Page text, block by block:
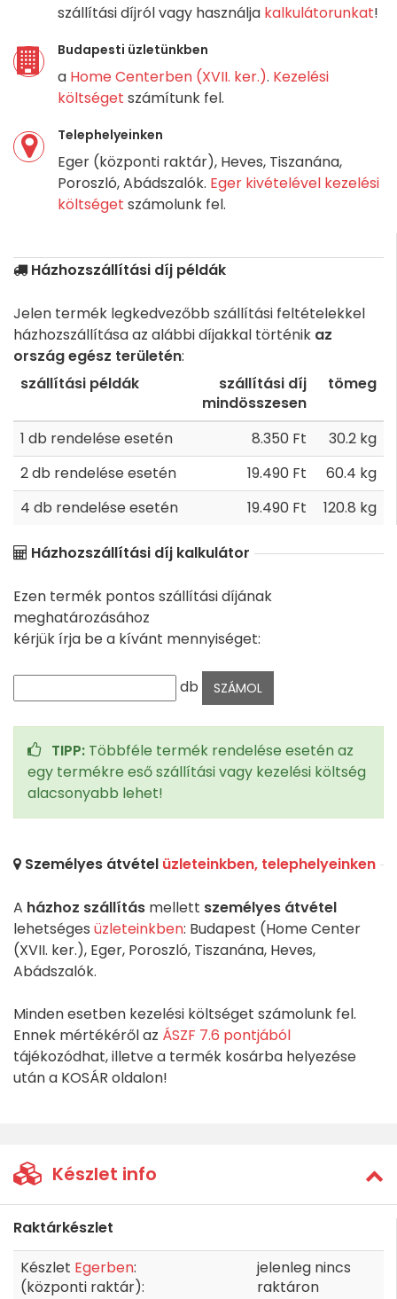
szállítási díjról vagy használja kalkulátorunkat!
Budapesti üzletünkben
a Home Centerben (XVII. ker.). Kezelési
költséget számítunk fel.
Telephelyeinken
Eger (központi raktár), Heves, Tiszanána,
Poroszló, Abádszalók. Eger kivételével kezelési
költséget számolunk fel.
Házhozszállítási díj példák
Jelen termék legkedvezőbb szállítási feltételekkel
házhozszállítása az alábbi díjakkal történik az
ország egész területén:
szállítási példák
szállítási díj
mindösszesen
tömeg
1 db rendelése esetén 8.350 Ft
30.2 kg
2 db rendelése esetén
19.490 Ft
60.4 kg
4 db rendelése esetén
19.490 Ft 120.8 kg
Házhozszállítási díj kalkulátor
Ezen termék pontos szállítási díjának
meghatározásához
kérjük írja be a kívánt mennyiséget:
db
TIPP: Többféle termék rendelése esetén az
egy termékre eső szállítási vagy kezelési költség
alacsonyabb lehet!
Személyes átvétel üzleteinkben, telephelyeinken
A házhoz szállítás mellett személyes átvétel
lehetséges üzleteinkben: Budapest (Home Center
(XVII. ker.), Eger, Poroszló, Tiszanána, Heves,
Abádszalók.
Minden esetben kezelési költséget számolunk fel.
Ennek mértékéről az ÁSZF 7.6 pontjából
tájékozódhat, illetve a termék kosárba helyezése
után a KOSÁR oldalon!
Készlet info
Raktárkészlet
Készlet Egerben:
(központi raktár):
jelenleg nincs
raktáron